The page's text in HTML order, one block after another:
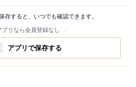
存すると、いつでも確認できます。
プリなら会員登録なし
アプリで保存する